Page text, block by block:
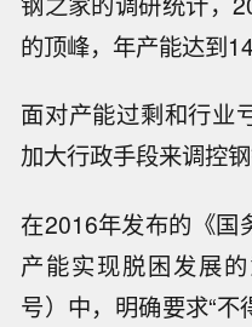
的顶峰，年产能达到14
面对产能过剩和行业
加大行政手段来调控钢
在2016年发布的《国
产能实现脱困发展
号）中，明确要求“